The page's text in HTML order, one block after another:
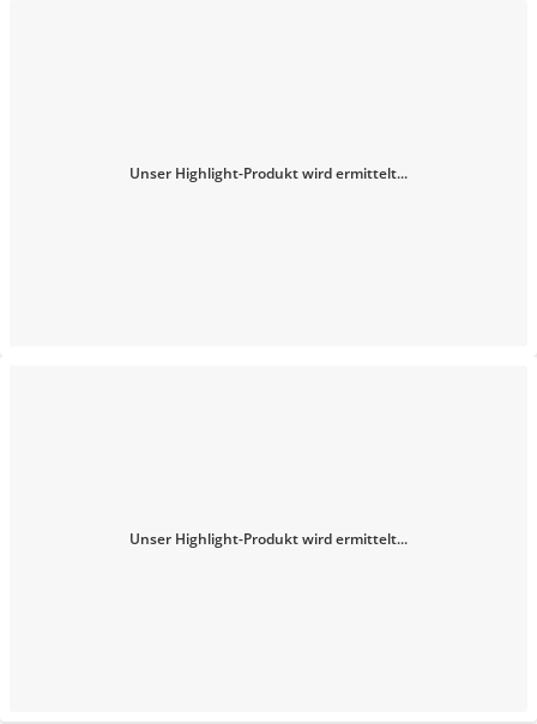
Unser Highlight-Produkt wird ermittelt...
Unser Highlight-Produkt wird ermittelt...